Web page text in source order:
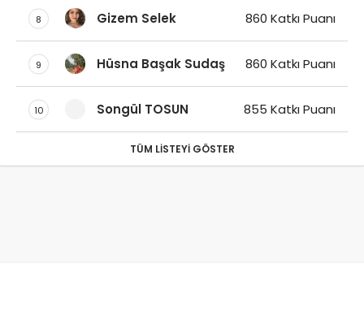
8 Gizem Selek 860 Katkı Puanı
9 Hüsna Başak Sudaş 860 Katkı Puanı
10 Songül TOSUN 855 Katkı Puanı
TÜM LISTEYI GÖSTER